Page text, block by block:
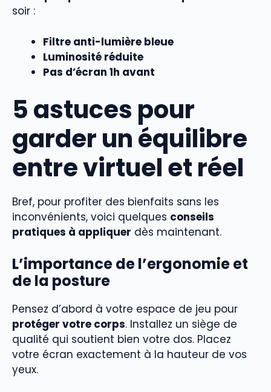
soir :
Filtre anti-lumière bleue
Luminosité réduite
Pas d’écran 1h avant
5 astuces pour
garder un équilibre
entre virtuel et réel
Bref, pour profiter des bienfaits sans les
inconvénients, voici quelques conseils
pratiques à appliquer dès maintenant.
L’importance de l’ergonomie et
de la posture
Pensez d’abord à votre espace de jeu pour
protéger votre corps. Installez un siège de
qualité qui soutient bien votre dos. Placez
votre écran exactement à la hauteur de vos
yeux.